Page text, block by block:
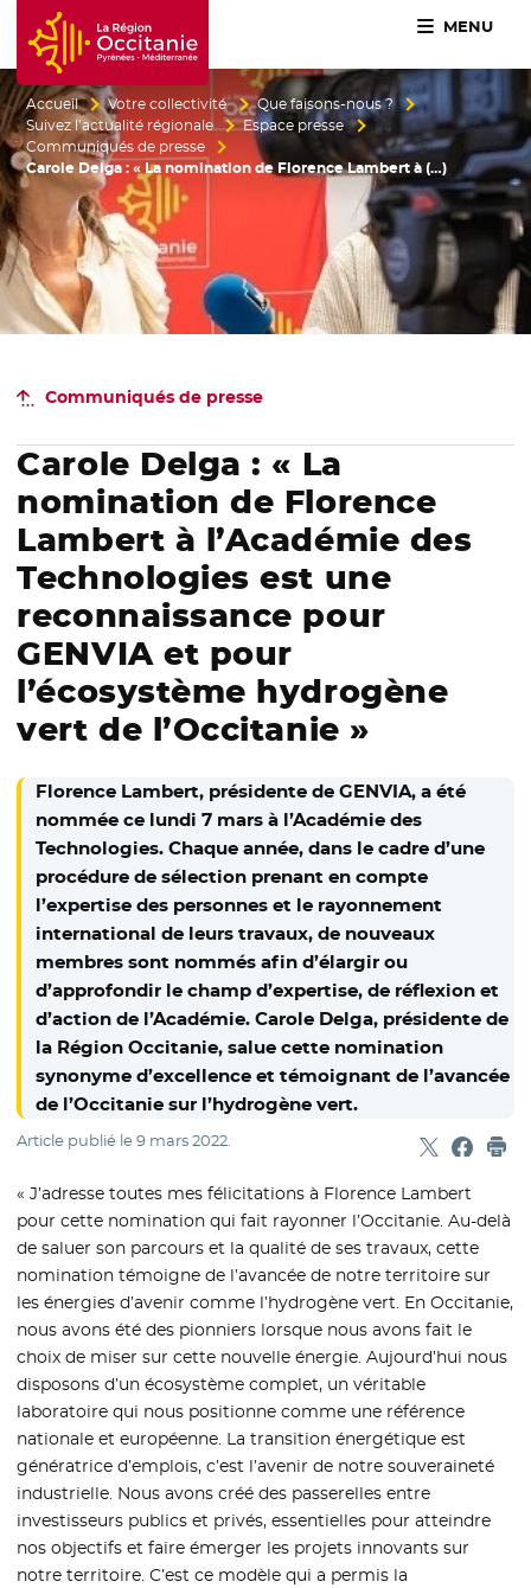
Accueil Région Occitanie / Pyrénées-Méditerranée
MENU
Accueil Votre collectivité
Que faisons-nous ?
Suivez l’actualité régionale
Espace presse
Communiqués de presse
Carole Delga : « La nomination de Florence Lambert à (…)
Communiqués de presse
Carole Delga : « La
nomination de Florence
Lambert à l’Académie des
Technologies est une
reconnaissance pour
GENVIA et pour
l’écosystème hydrogène
vert de l’Occitanie »
Florence Lambert, présidente de GENVIA, a été
nommée ce lundi 7 mars à l’Académie des
Technologies. Chaque année, dans le cadre d’une
procédure de sélection prenant en compte
l’expertise des personnes et le rayonnement
international de leurs travaux, de nouveaux
membres sont nommés afin d’élargir ou
d’approfondir le champ d’expertise, de réflexion et
d’action de l’Académie. Carole Delga, présidente de
la Région Occitanie, salue cette nomination
synonyme d’excellence et témoignant de l’avancée
de l’Occitanie sur l’hydrogène vert.
Article publié le9 mars 2022.
Partager
- Nouvelle
-
« J’adresse toutes mes félicitations à Florence Lambert
pour cette nomination qui fait rayonner l’Occitanie. Au-delà
de saluer son parcours et la qualité de ses travaux, cette
nomination témoigne de l’avancée de notre territoire sur
les énergies d’avenir comme l’hydrogène vert. En Occitanie,
nous avons été des pionniers lorsque nous avons fait le
choix de miser sur cette nouvelle énergie. Aujourd’hui nous
disposons d’un écosystème complet, un véritable
laboratoire qui nous positionne comme une référence
nationale et européenne. La transition énergétique est
génératrice d’emplois, c’est l’avenir de notre souveraineté
industrielle. Nous avons créé des passerelles entre
investisseurs publics et privés, essentielles pour atteindre
nos objectifs et faire émerger les projets innovants sur
notre territoire. C’est ce modèle qui a permis la